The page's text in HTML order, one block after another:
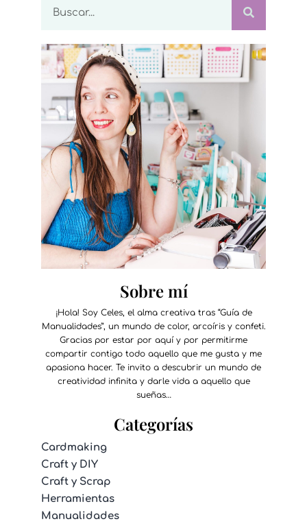
Sobre mí
¡Hola! Soy Celes, el alma creativa tras “Guía de
Manualidades”, un mundo de color, arcoíris y confeti.
Gracias por estar por aquí y por permitirme
compartir contigo todo aquello que me gusta y me
apasiona hacer. Te invito a descubrir un mundo de
creatividad infinita y darle vida a aquello que
sueñas…
Categorías
Cardmaking
Craft y DIY
Craft y Scrap
Herramientas
Manualidades